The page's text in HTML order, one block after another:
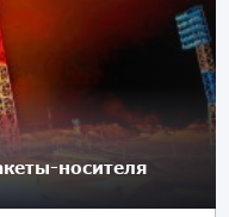
носителя